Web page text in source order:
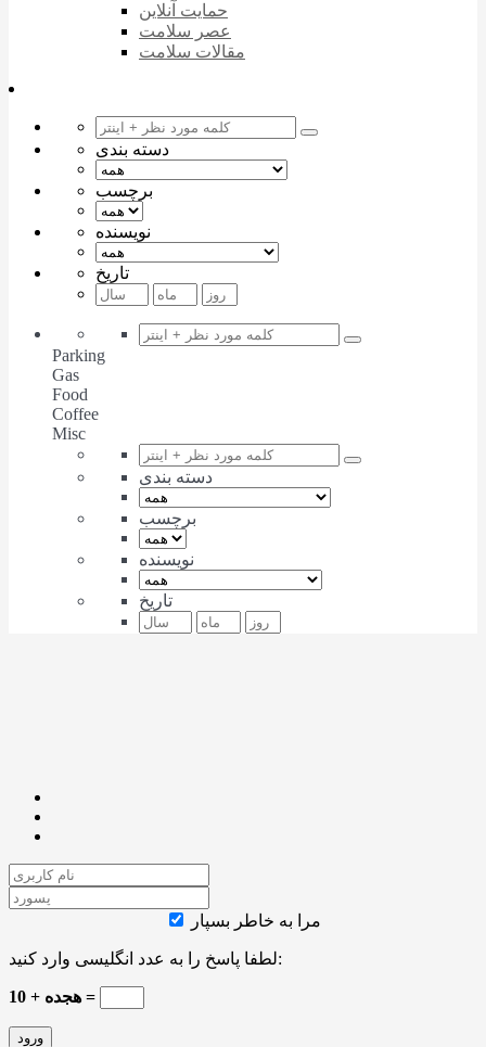
حمایت آنلاین
عصر سلامت
مقالات سلامت
دسته بندی
برچسب
نویسنده
تاریخ
Parking
Gas
Food
Coffee
Misc
دسته بندی
برچسب
نویسنده
تاریخ
مرا به خاطر بسپار
لطفا پاسخ را به عدد انگلیسی وارد کنید:
هجده + 10 =